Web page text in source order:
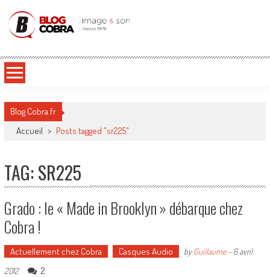
Blog Cobra
Blog Cobra.fr
Accueil > Posts tagged "sr225"
TAG: SR225
Grado : le « Made in Brooklyn » débarque chez
Cobra !
Actuellement chez Cobra Casques Audio byGuillaume- 6 avril
2012
2